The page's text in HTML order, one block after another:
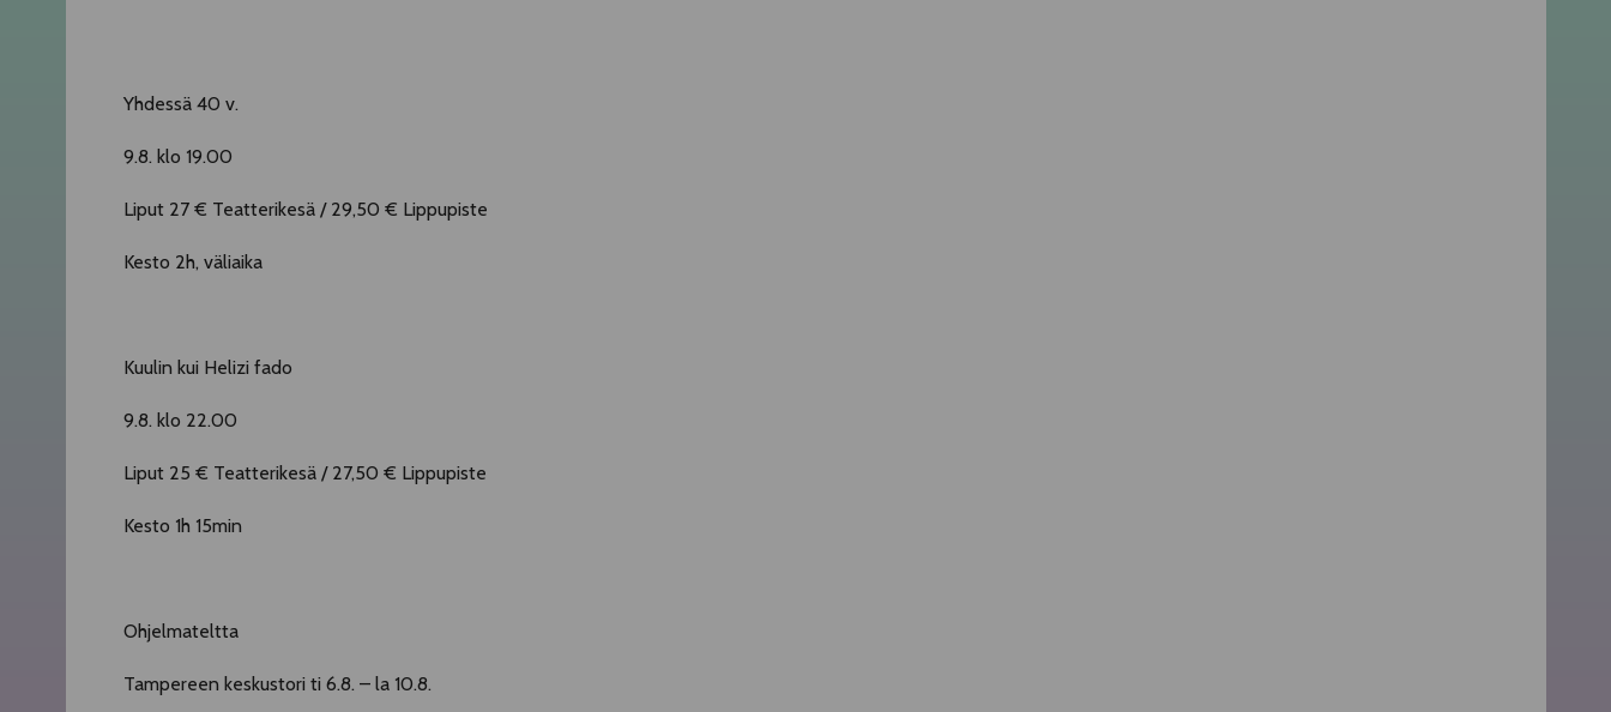
Yhdessä 40 v.
9.8. klo 19.00
Liput 27 € Teatterikesä / 29,50 € Lippupiste
Kesto 2h, väliaika
Kuulin kui Helizi fado
9.8. klo 22.00
Liput 25 € Teatterikesä / 27,50 € Lippupiste
Kesto 1h 15min
Ohjelmateltta
Tampereen keskustori ti 6.8. – la 10.8.